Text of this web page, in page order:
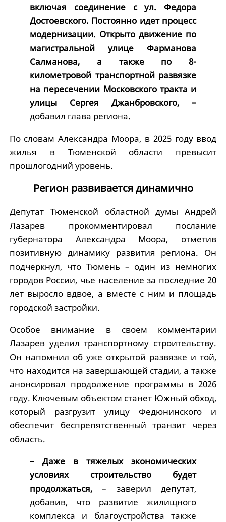
включая соединение с ул. Федора
Достоевского. Постоянно идет процесс
модернизации. Открыто движение по
магистральной улице Фарманова
Салманова, а также по 8-
километровой транспортной развязке
на пересечении Московского тракта и
улицы Сергея Джанбровского, –
добавил глава региона.
По словам Александра Моора, в 2025 году ввод
жилья в Тюменской области превысит
прошлогодний уровень.
Регион развивается динамично
Депутат Тюменской областной думы Андрей
Лазарев прокомментировал послание
губернатора Александра Моора, отметив
позитивную динамику развития региона. Он
подчеркнул, что Тюмень – один из немногих
городов России, чье население за последние 20
лет выросло вдвое, а вместе с ним и площадь
городской застройки.
Особое внимание в своем комментарии
Лазарев уделил транспортному строительству.
Он напомнил об уже открытой развязке и той,
что находится на завершающей стадии, а также
анонсировал продолжение программы в 2026
году. Ключевым объектом станет Южный обход,
который разгрузит улицу Федюнинского и
обеспечит беспрепятственный транзит через
область.
– Даже в тяжелых экономических
условиях строительство будет
продолжаться,– заверил депутат,
добавив, что развитие жилищного
комплекса и благоустройства также